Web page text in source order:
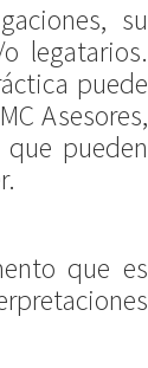
su
legatarios.
puede
Asesores,
pueden
que es